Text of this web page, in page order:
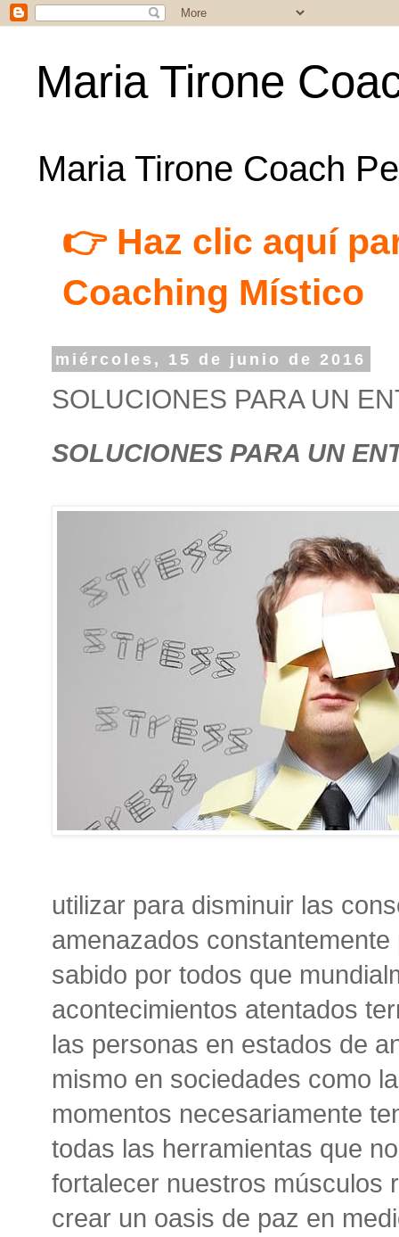
Maria Tirone
Maria Tirone Coach
👉 Haz clic aquí
Coaching Místico
miércoles, 15 de junio de 2016
SOLUCIONES PARA UN
SOLUCIONES PARA UN
utilizar para disminuir las
amenazados
sabido por todos que
acontecimientos atentados
las personas en estados de
mismo en sociedades como
momentos necesariamente
todas las herramientas que
fortalecer nuestros músculos
crear un oasis de paz en